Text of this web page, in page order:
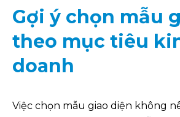
Gợi ý chọn mẫu
theo mục tiêu
doanh
Việc chọn mẫu giao diện không